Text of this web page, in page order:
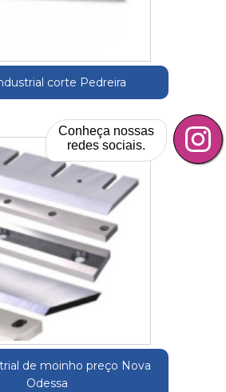
corte Pedreira
de moinho preço Nova
Odessa
Conheça nossas
redes sociais.